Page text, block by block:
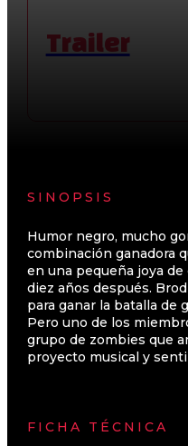
Trailer
SINOPSIS
Humor negro, mucho
combinación ganadora
en una pequeña joya
diez años después.
para ganar la batalla de
Pero uno de los
grupo de zombies que
proyecto musical y
FICHA TÉCNICA